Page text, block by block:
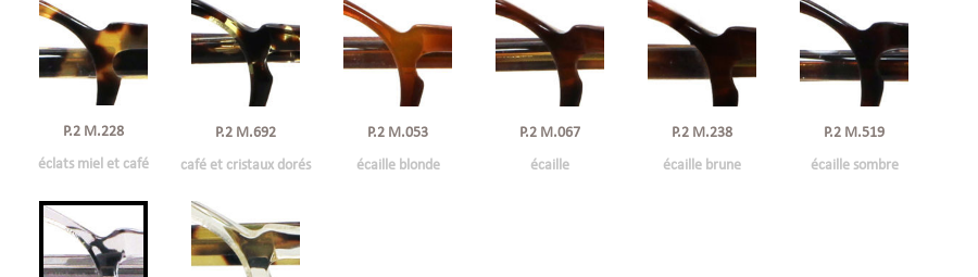
P.2 M.228
éclats miel et café
P.2 M.692
café et cristaux dorés
P.2 M.053
écaille blonde
P.2 M.067
écaille
P.2 M.238
écaille brune
P.2 M.519
écaille sombre